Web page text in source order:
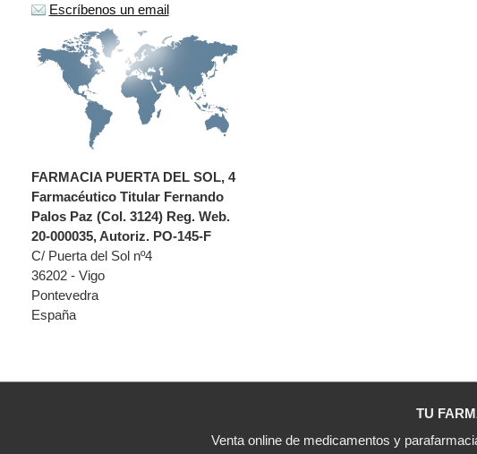
Escríbenos un email
FARMACIA PUERTA DEL SOL, 4
Farmacéutico Titular Fernando
Palos Paz (Col. 3124) Reg. Web.
20-000035, Autoriz. PO-145-F
C/ Puerta del Sol nº4
36202 - Vigo
Pontevedra
España
TU
Venta online de medicamentos y